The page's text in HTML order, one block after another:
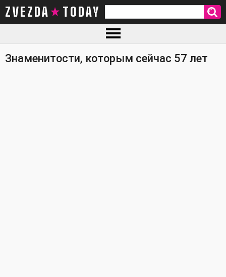
ZVEZDA TODAY
Знаменитости, которым сейчас 57 лет